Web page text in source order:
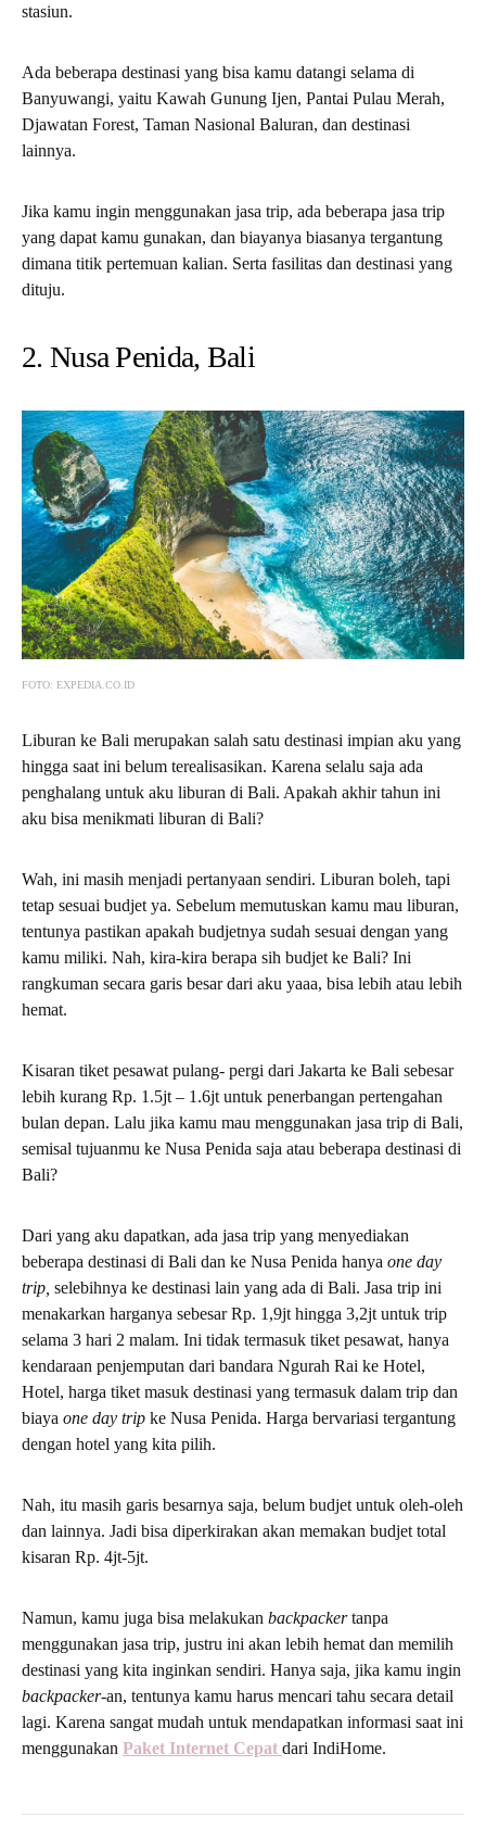
stasiun.
Ada beberapa destinasi yang bisa kamu datangi selama di
Banyuwangi, yaitu Kawah Gunung Ijen, Pantai Pulau Merah,
Djawatan Forest, Taman Nasional Baluran, dan destinasi
lainnya.
Jika kamu ingin menggunakan jasa trip, ada beberapa jasa trip
yang dapat kamu gunakan, dan biayanya biasanya tergantung
dimana titik pertemuan kalian. Serta fasilitas dan destinasi yang
dituju.
2. Nusa Penida, Bali
FOTO: EXPEDIA.CO.ID
Liburan ke Bali merupakan salah satu destinasi impian aku yang
hingga saat ini belum terealisasikan. Karena selalu saja ada
penghalang untuk aku liburan di Bali. Apakah akhir tahun ini
aku bisa menikmati liburan di Bali?
Wah, ini masih menjadi pertanyaan sendiri. Liburan boleh, tapi
tetap sesuai budjet ya. Sebelum memutuskan kamu mau liburan,
tentunya pastikan apakah budjetnya sudah sesuai dengan yang
kamu miliki. Nah, kira-kira berapa sih budjet ke Bali? Ini
rangkuman secara garis besar dari aku yaaa, bisa lebih atau lebih
hemat.
Kisaran tiket pesawat pulang- pergi dari Jakarta ke Bali sebesar
lebih kurang Rp. 1.5jt – 1.6jt untuk penerbangan pertengahan
bulan depan. Lalu jika kamu mau menggunakan jasa trip di Bali,
semisal tujuanmu ke Nusa Penida saja atau beberapa destinasi di
Bali?
Dari yang aku dapatkan, ada jasa trip yang menyediakan
beberapa destinasi di Bali dan ke Nusa Penida hanya one day
trip, selebihnya ke destinasi lain yang ada di Bali. Jasa trip ini
menakarkan harganya sebesar Rp. 1,9jt hingga 3,2jt untuk trip
selama 3 hari 2 malam. Ini tidak termasuk tiket pesawat, hanya
kendaraan penjemputan dari bandara Ngurah Rai ke Hotel,
Hotel, harga tiket masuk destinasi yang termasuk dalam trip dan
biaya one day trip ke Nusa Penida. Harga bervariasi tergantung
dengan hotel yang kita pilih.
Nah, itu masih garis besarnya saja, belum budjet untuk oleh-oleh
dan lainnya. Jadi bisa diperkirakan akan memakan budjet total
kisaran Rp. 4jt-5jt.
Namun, kamu juga bisa melakukan backpackertanpa
menggunakan jasa trip, justru ini akan lebih hemat dan memilih
destinasi yang kita inginkan sendiri. Hanya saja, jika kamu ingin
backpacker-an, tentunya kamu harus mencari tahu secara detail
lagi. Karena sangat mudah untuk mendapatkan informasi saat ini
menggunakan Paket Internet Cepat dari IndiHome.